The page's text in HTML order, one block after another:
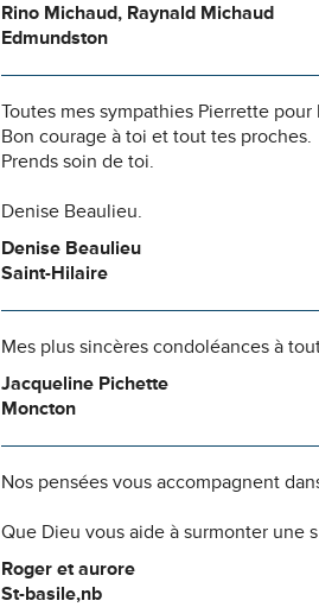
Rino Michaud, Raynald Michaud
Edmundston
Toutes mes sympathies Pierrette
Bon courage à toi et tout tes proches.
Prends soin de toi.
Denise Beaulieu.
Denise Beaulieu
Saint-Hilaire
Mes plus sincères condoléances à
Jacqueline Pichette
Moncton
Nos pensées vous accompagnent
Que Dieu vous aide à surmonter une
Roger et aurore
St-basile,nb